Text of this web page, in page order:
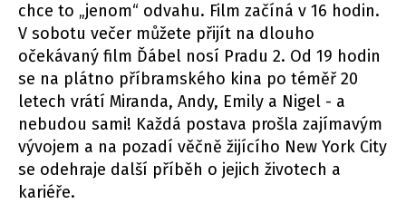
chce to „jenom“ odvahu. Film začíná v 16 hodin.
V sobotu večer můžete přijít na dlouho
očekávaný film Ďábel nosí Pradu 2. Od 19 hodin
se na plátno příbramského kina po téměř 20
letech vrátí Miranda, Andy, Emily a Nigel - a
nebudou sami! Každá postava prošla zajímavým
vývojem a na pozadí věčně žijícího New York City
se odehraje další příběh o jejich životech a
kariéře.